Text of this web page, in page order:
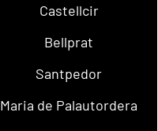
Castellcir
Bellprat
Santpedor
Maria de Palautordera